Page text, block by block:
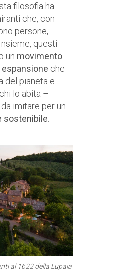
filosofia ha
che, con
persone,
questi
un movimento
espansione che
del pianeta e
lo abita –
imitare per un
sostenibile.
al 1622 della Lupaia